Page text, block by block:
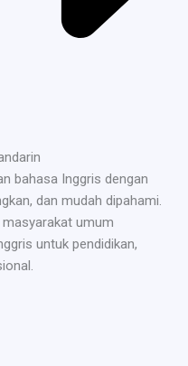
bahasa Inggris dengan
dan mudah dipahami.
umum
untuk pendidikan,